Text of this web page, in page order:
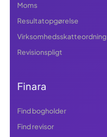
Moms
Resultatopgørelse
Virksomhedsskatteordning
Revisionspligt
Finara
Find bogholder
Find revisor